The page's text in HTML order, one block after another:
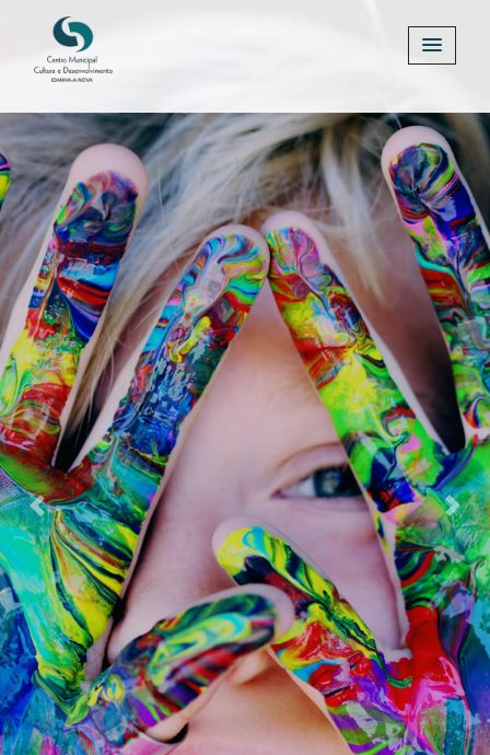
Previous Next